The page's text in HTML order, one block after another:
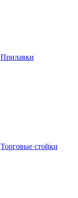
Прилавки
Торговые стойки